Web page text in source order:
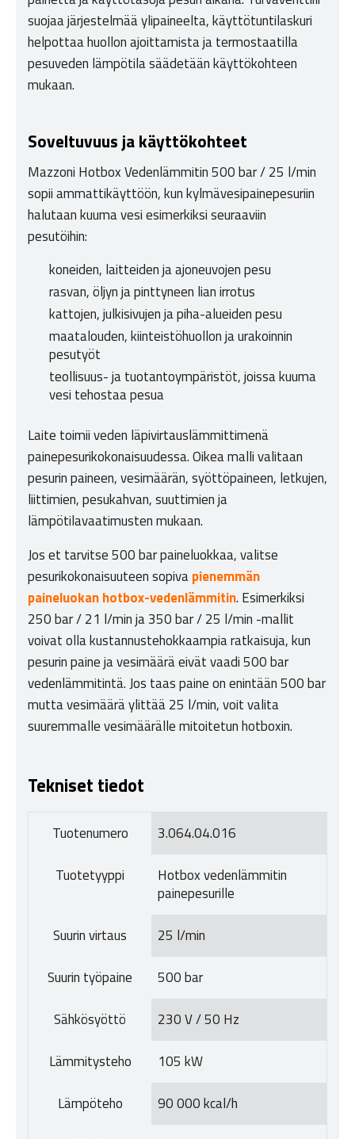
suojaa järjestelmää ylipaineelta, käyttötuntilaskuri
helpottaa huollon ajoittamista ja termostaatilla
pesuveden lämpötila säädetään käyttökohteen
mukaan.
Soveltuvuus ja käyttökohteet
Mazzoni Hotbox Vedenlämmitin 500 bar / 25 l/min
sopii ammattikäyttöön, kun kylmävesipainepesuriin
halutaan kuuma vesi esimerkiksi seuraaviin
pesutöihin:
koneiden, laitteiden ja ajoneuvojen pesu
rasvan, öljyn ja pinttyneen lian irrotus
kattojen, julkisivujen ja piha-alueiden pesu
maatalouden, kiinteistöhuollon ja urakoinnin
pesutyöt
teollisuus- ja tuotantoympäristöt, joissa kuuma
vesi tehostaa pesua
Laite toimii veden läpivirtauslämmittimenä
painepesurikokonaisuudessa. Oikea malli valitaan
pesurin paineen, vesimäärän, syöttöpaineen, letkujen,
liittimien, pesukahvan, suuttimien ja
lämpötilavaatimusten mukaan.
Jos et tarvitse 500 bar paineluokkaa, valitse
pesurikokonaisuuteen sopivapienemmän
paineluokan hotbox-vedenlämmitin. Esimerkiksi
250 bar / 21 l/min ja 350 bar / 25 l/min -mallit
voivat olla kustannustehokkaampia ratkaisuja, kun
pesurin paine ja vesimäärä eivät vaadi 500 bar
vedenlämmitintä. Jos taas paine on enintään 500 bar
mutta vesimäärä ylittää 25 l/min, voit valita
suuremmalle vesimäärälle mitoitetun hotboxin.
Tekniset tiedot
Tuotenumero 3.064.04.016
Tuotetyyppi
Hotbox vedenlämmitin
painepesurille
Suurin virtaus 25 l/min
Suurin työpaine 500 bar
Sähkösyöttö 230 V / 50 Hz
Lämmitysteho 105 kW
Lämpöteho 90 000 kcal/h